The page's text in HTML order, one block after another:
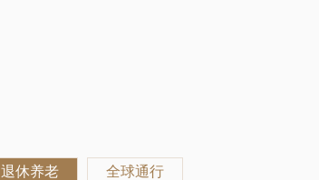
退休养老 全球通行